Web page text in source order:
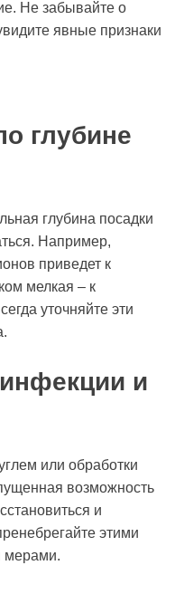
Не забывайте о
явные признаки
глубине
глубина посадки
Например,
приведет к
мелкая – к
уточняйте эти
и
или обработки
возможность
и
этими
мерами.